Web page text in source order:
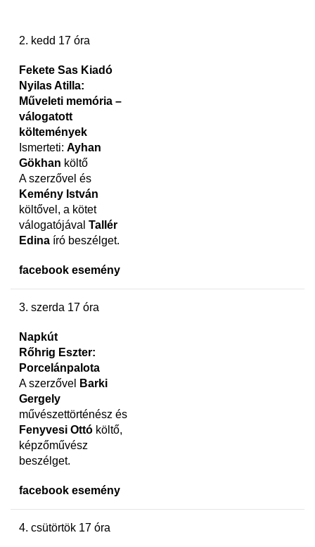
2. kedd 17 óra
Fekete Sas Kiadó
Nyilas Atilla:
Műveleti memória –
válogatott
költemények
Ismerteti: Ayhan
Gökhan költő
A szerzővel és
Kemény István
költővel, a kötet
válogatójával Tallér
Edina író beszélget.
facebook esemény
3. szerda 17 óra
Napkút
Rőhrig Eszter:
Porcelánpalota
A szerzővel
Barki
Gergely
művészettörténész és
Fenyvesi Ottó költő,
képzőművész
beszélget.
facebook esemény
4. csütörtök 17 óra